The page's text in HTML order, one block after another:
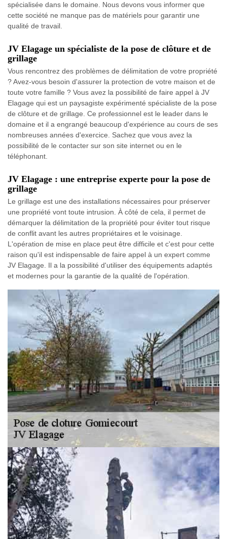
spécialisée dans le domaine. Nous devons vous informer que
cette société ne manque pas de matériels pour garantir une
qualité de travail.
JV Elagage un spécialiste de la pose de clôture et de
grillage
Vous rencontrez des problèmes de délimitation de votre propriété
? Avez-vous besoin d'assurer la protection de votre maison et de
toute votre famille ? Vous avez la possibilité de faire appel à JV
Elagage qui est un paysagiste expérimenté spécialiste de la pose
de clôture et de grillage. Ce professionnel est le leader dans le
domaine et il a engrangé beaucoup d'expérience au cours de ses
nombreuses années d'exercice. Sachez que vous avez la
possibilité de le contacter sur son site internet ou en le
téléphonant.
JV Elagage : une entreprise experte pour la pose de
grillage
Le grillage est une des installations nécessaires pour préserver
une propriété vont toute intrusion. À côté de cela, il permet de
démarquer la délimitation de la propriété pour éviter tout risque
de conflit avant les autres propriétaires et le voisinage.
L'opération de mise en place peut être difficile et c'est pour cette
raison qu'il est indispensable de faire appel à un expert comme
JV Elagage. Il a la possibilité d'utiliser des équipements adaptés
et modernes pour la garantie de la qualité de l'opération.